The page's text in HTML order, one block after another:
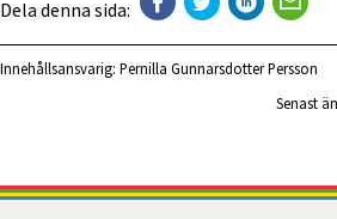
Dela denna sida:
Innehållsansvarig: Pernilla Gunnarsdotter Persson
Senast